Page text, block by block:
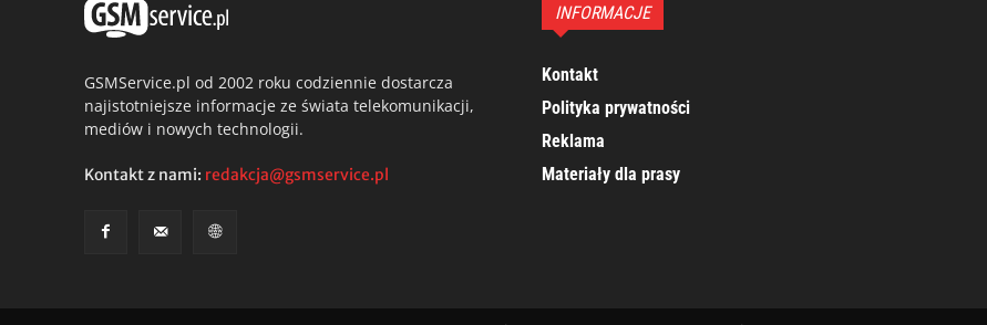
GSMService.pl od 2002 roku codziennie dostarcza
najistotniejsze informacje ze świata telekomunikacji,
mediów i nowych technologii.
Kontakt z nami: redakcja@gsmservice.pl
INFORMACJE
Kontakt
Polityka prywatności
Reklama
Materiały dla prasy